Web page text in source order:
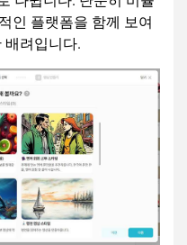
인 플랫폼을 함께 보여
배려입니다.